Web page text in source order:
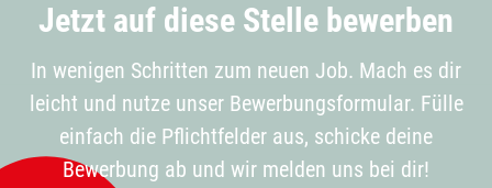
Jetzt auf diese Stelle bewerben
In wenigen Schritten zum neuen Job. Mach es dir
leicht und nutze unser Bewerbungsformular. Fülle
einfach die Pflichtfelder aus, schicke deine
Bewerbung ab und wir melden uns bei dir!